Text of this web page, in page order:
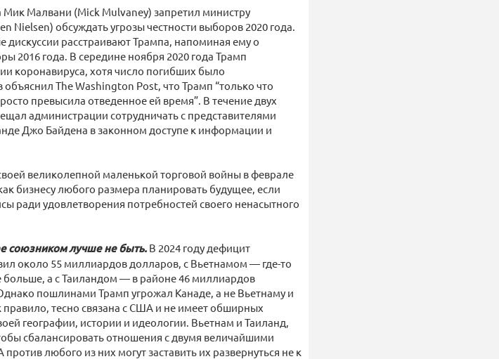
Мик Малвани (Mick Mulvaney) запретил министру
Nielsen) обсуждать угрозы честности выборов 2020 года.
расстраивают Трампа, напоминая ему о
2016 года. В середине ноября 2020 года Трамп
коронавируса, хотя число погибших было
The Washington Post, что Трамп “только что
превысила отведенное ей время”. В течение двух
администрации сотрудничать с представителями
Джо Байдена в законном доступе к информации и
великолепной маленькой торговой войны в феврале
бизнесу любого размера планировать будущее, если
ради удовлетворения потребностей своего ненасытного
союзником лучше не быть. В 2024 году дефицит
около 55 миллиардов долларов, с Вьетнамом — где-то
больше, а с Таиландом — в районе 46 миллиардов
пошлинами Трамп угрожал Канаде, а не Вьетнаму и
правило, тесно связана с США и не имеет обширных
географии, истории и идеологии. Вьетнам и Таиланд,
сбалансировать отношения с двумя величайшими
любого из них могут заставить их развернуться не к